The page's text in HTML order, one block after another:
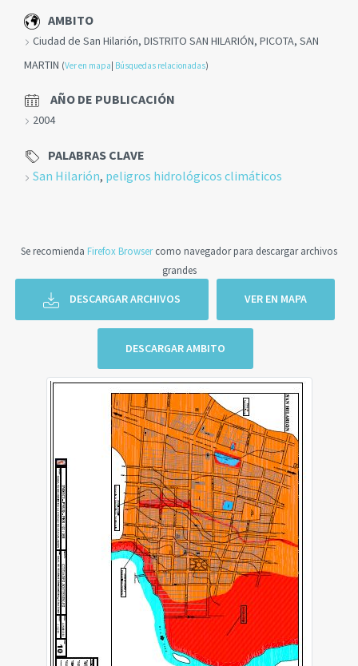
AMBITO
Ciudad de San Hilarión, DISTRITO SAN HILARIÓN, PICOTA, SAN
MARTIN (Ver en mapa Búsquedas relacionadas)
AÑO DE PUBLICACIÓN
2004
PALABRAS CLAVE
San Hilarión, peligros hidrológicos climáticos
Se recomienda Firefox Browsercomo navegador para descargar archivos
grandes
DESCARGAR ARCHIVOS VER EN MAPA
DESCARGAR AMBITO